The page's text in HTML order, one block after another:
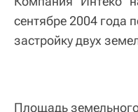
сентябре 2004 года
застройку двух
Площадь